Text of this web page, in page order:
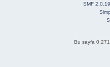
SMF 2.0.19
Bu sayfa